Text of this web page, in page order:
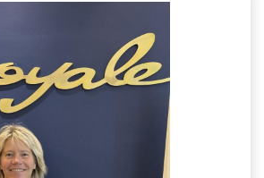
NOTRE AGENCE
Sommes-Nous ?
Notre Équipe
Avec AGENCE ROYALE